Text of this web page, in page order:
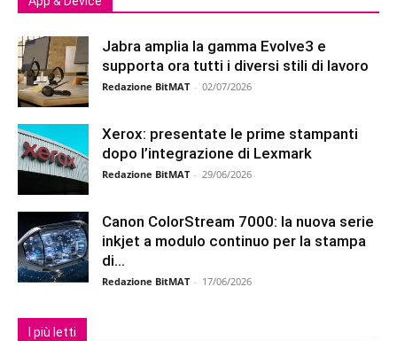
Jabra amplia la gamma Evolve3 e
supporta ora tutti i diversi stili di lavoro
Redazione BitMAT - 02/07/2026
Xerox: presentate le prime stampanti
dopo l’integrazione di Lexmark
Redazione BitMAT - 29/06/2026
Canon ColorStream 7000: la nuova serie
inkjet a modulo continuo per la stampa
di...
Redazione BitMAT - 17/06/2026
I più letti